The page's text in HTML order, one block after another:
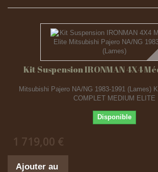
Kit Suspension IRONMAN 4X4
Mitsubishi Pajero NA/NG 1983-1991 (Lames)
COMPLET MEDIUM ELITE
Disponible
1 719,00 €
Ajouter au